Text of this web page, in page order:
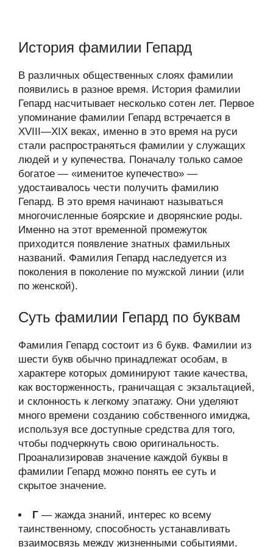
История фамилии Гепард
В различных общественных слоях фамилии
появились в разное время. История фамилии
Гепард насчитывает несколько сотен лет. Первое
упоминание фамилии Гепард встречается в
XVIII—XIX веках, именно в это время на руси
стали распространяться фамилии у служащих
людей и у купечества. Поначалу только самое
богатое — «именитое купечество» —
удостаивалось чести получить фамилию
Гепард. В это время начинают называться
многочисленные боярские и дворянские роды.
Именно на этот временной промежуток
приходится появление знатных фамильных
названий. Фамилия Гепард наследуется из
поколения в поколение по мужской линии (или
по женской).
Суть фамилии Гепард по буквам
Фамилия Гепард состоит из 6 букв. Фамилии из
шести букв обычно принадлежат особам, в
характере которых доминируют такие качества,
как восторженность, граничащая с экзальтацией,
и склонность к легкому эпатажу. Они уделяют
много времени созданию собственного имиджа,
используя все доступные средства для того,
чтобы подчеркнуть свою оригинальность.
Проанализировав значение каждой буквы в
фамилии Гепард можно понять ее суть и
скрытое значение.
Г — жажда знаний, интерес ко всему
таинственному, способность устанавливать
взаимосвязь между жизненными событиями.